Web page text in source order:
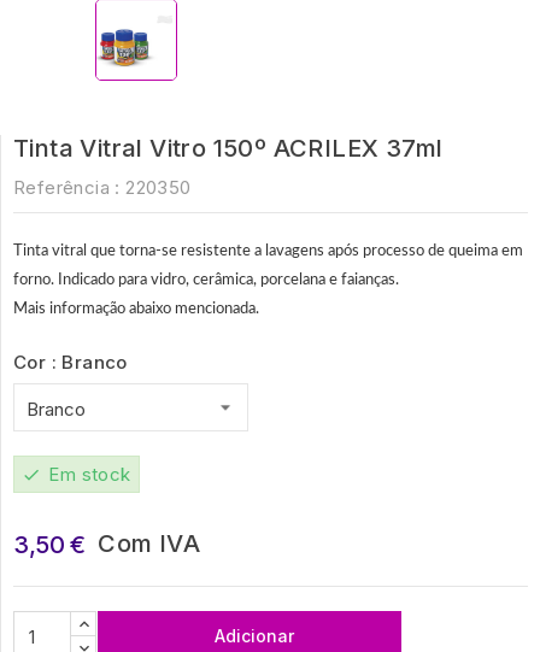
Tinta Vitral Vitro 150º ACRILEX 37ml
Referência : 220350
Tinta vitral que torna-se resistente a lavagens após processo de queima em
forno. Indicado para vidro, cerâmica, porcelana e faianças.
Mais informação abaixo mencionada.
Cor : Branco
check Em stock
3,50 € Com IVA
Adicionar